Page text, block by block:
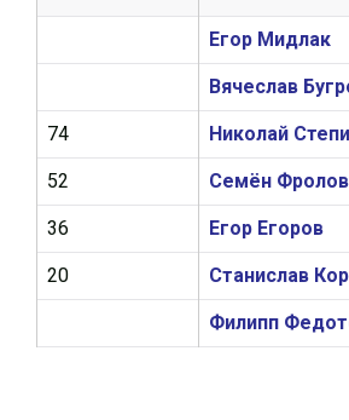
Егор Мидлак
Вячеслав
Николай
Семён Фролов
Егор Егоров
Станислав
Филипп
74
52
36
20